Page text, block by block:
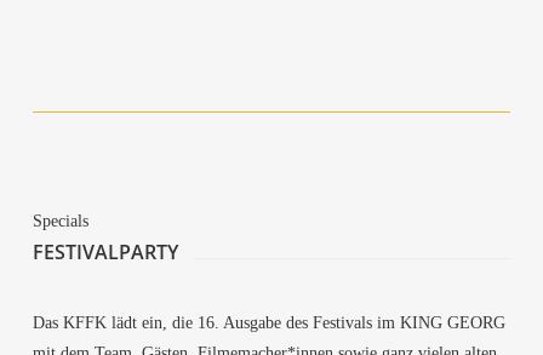
Spe­cials
FES­TI­VAL­PAR­TY
Das KFFK lädt ein, die 16. Aus­ga­be des Fes­ti­vals im KING GEORG